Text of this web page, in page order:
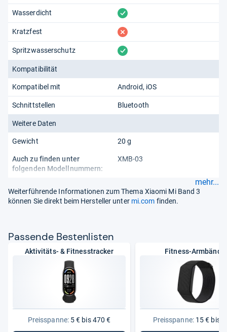
Wasserdicht vorhanden
Kratzfest fehlt
Spritzwasserschutz vorhanden
Kompatibilität
Kompatibel mit Android iOS
Schnittstellen Bluetooth
Weitere Daten
Gewicht 20 g
Auch zu finden unter
folgenden Modellnummern:
XMB-03
mehr...
Weiterführende Informationen zum Thema Xiaomi Mi Band 3
können Sie direkt beim Hersteller unter mi.com finden.
Pas­sende Bes­ten­lis­ten
Aktivitäts- & Fitnesstracker
Preisspanne:5 € bis 470 €
Fitness-
Preisspanne:15 € bis